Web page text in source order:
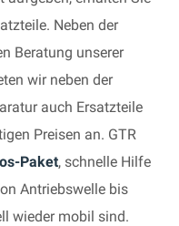
Neben der
Beratung unserer
wir neben der
auch Ersatzteile
Preisen an. GTR
Paket, schnelle Hilfe
Antriebswelle bis
wieder mobil sind.